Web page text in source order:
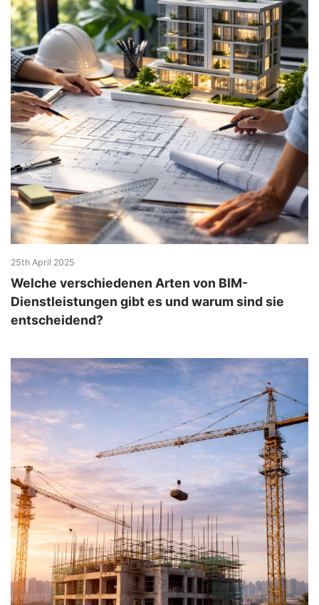
25th April 2025
Welche verschiedenen Arten von BIM-
Dienstleistungen gibt es und warum sind sie
entscheidend?